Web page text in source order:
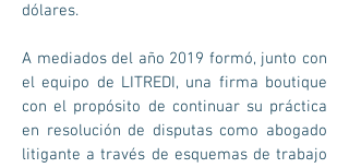
dólares.
A mediados del año 2019 formó, junto con
el equipo de LITREDI, una firma boutique
con el propósito de continuar su práctica
en resolución de disputas como abogado
litigante a través de esquemas de trabajo